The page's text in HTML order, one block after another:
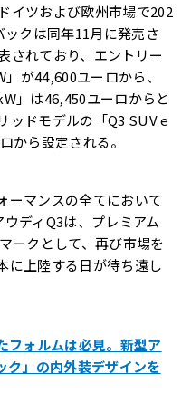
イツおよび欧州市場で202
クは同年11月に発売さ
されており、エントリー
が44,600ユーロから、
」は46,450ユーロからと
ッドモデルの「Q3 SUV e
から設定される。
ーマンスの全てにおいて
ディQ3は、プレミアム
ークとして、再び市場を
に上陸する日が待ち遠し
フォルムは必見。新型ア
ク」の内外装デザインを